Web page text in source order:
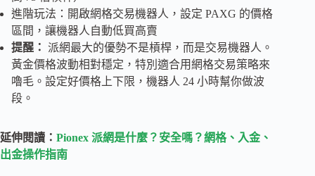
進階玩法：開啟網格交易機器人，設定 PAXG 的價格
區間，讓機器人自動低買高賣
提醒： 派網最大的優勢不是槓桿，而是交易機器人。
黃金價格波動相對穩定，特別適合用網格交易策略來
嚕毛。設定好價格上下限，機器人 24 小時幫你做波
段。
延伸閱讀： Pionex 派網是什麼？安全嗎？網格、入金、
出金操作指南